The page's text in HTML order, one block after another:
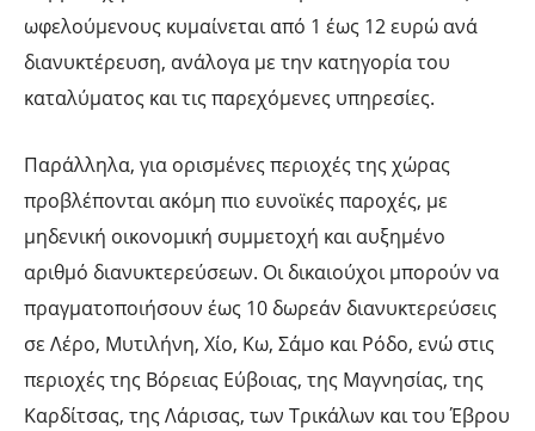
ωφελούμενους κυμαίνεται από 1 έως 12 ευρώ ανά
διανυκτέρευση, ανάλογα με την κατηγορία του
καταλύματος και τις παρεχόμενες υπηρεσίες.
Παράλληλα, για ορισμένες περιοχές της χώρας
προβλέπονται ακόμη πιο ευνοϊκές παροχές, με
μηδενική οικονομική συμμετοχή και αυξημένο
αριθμό διανυκτερεύσεων. Οι δικαιούχοι μπορούν να
πραγματοποιήσουν έως 10 δωρεάν διανυκτερεύσεις
σε Λέρο, Μυτιλήνη, Χίο, Κω, Σάμο και Ρόδο, ενώ στις
περιοχές της Βόρειας Εύβοιας, της Μαγνησίας, της
Καρδίτσας, της Λάρισας, των Τρικάλων και του Έβρου